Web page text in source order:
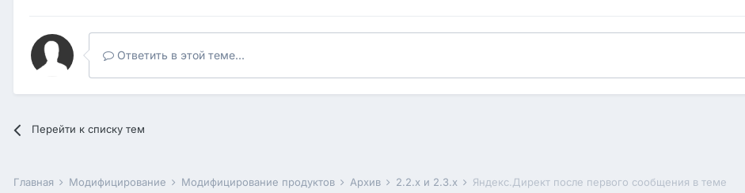
Ответить в этой теме...
Перейти к списку тем
Главная Модифицирование Модифицирование продуктов Архив 2.2.x и 2.3.x Яндекс.Директ после первого сообщения в теме